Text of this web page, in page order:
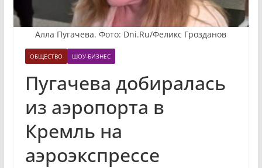
Алла Пугачева. Фото: Dni.Ru/Феликс Грозданов
ОБЩЕСТВО ШОУ-БИЗНЕС
Пугачева добиралась
из аэропорта в
Кремль на
аэроэкспрессе